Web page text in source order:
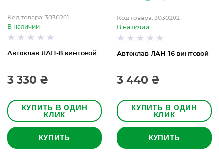
Автоклав ЛАН-8 винтовой
Код товара: 3030201
В наличии
3 330 ₴
КУПИТЬ В ОДИН
КЛИК
КУПИТЬ
Автоклав ЛАН-16 винтовой
Код товара: 3030202
В наличии
3 440 ₴
КУПИТЬ В ОДИН
КЛИК
КУПИТЬ